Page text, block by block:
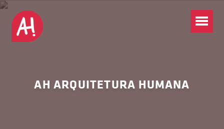
AH ARQUITETURA HUMANA